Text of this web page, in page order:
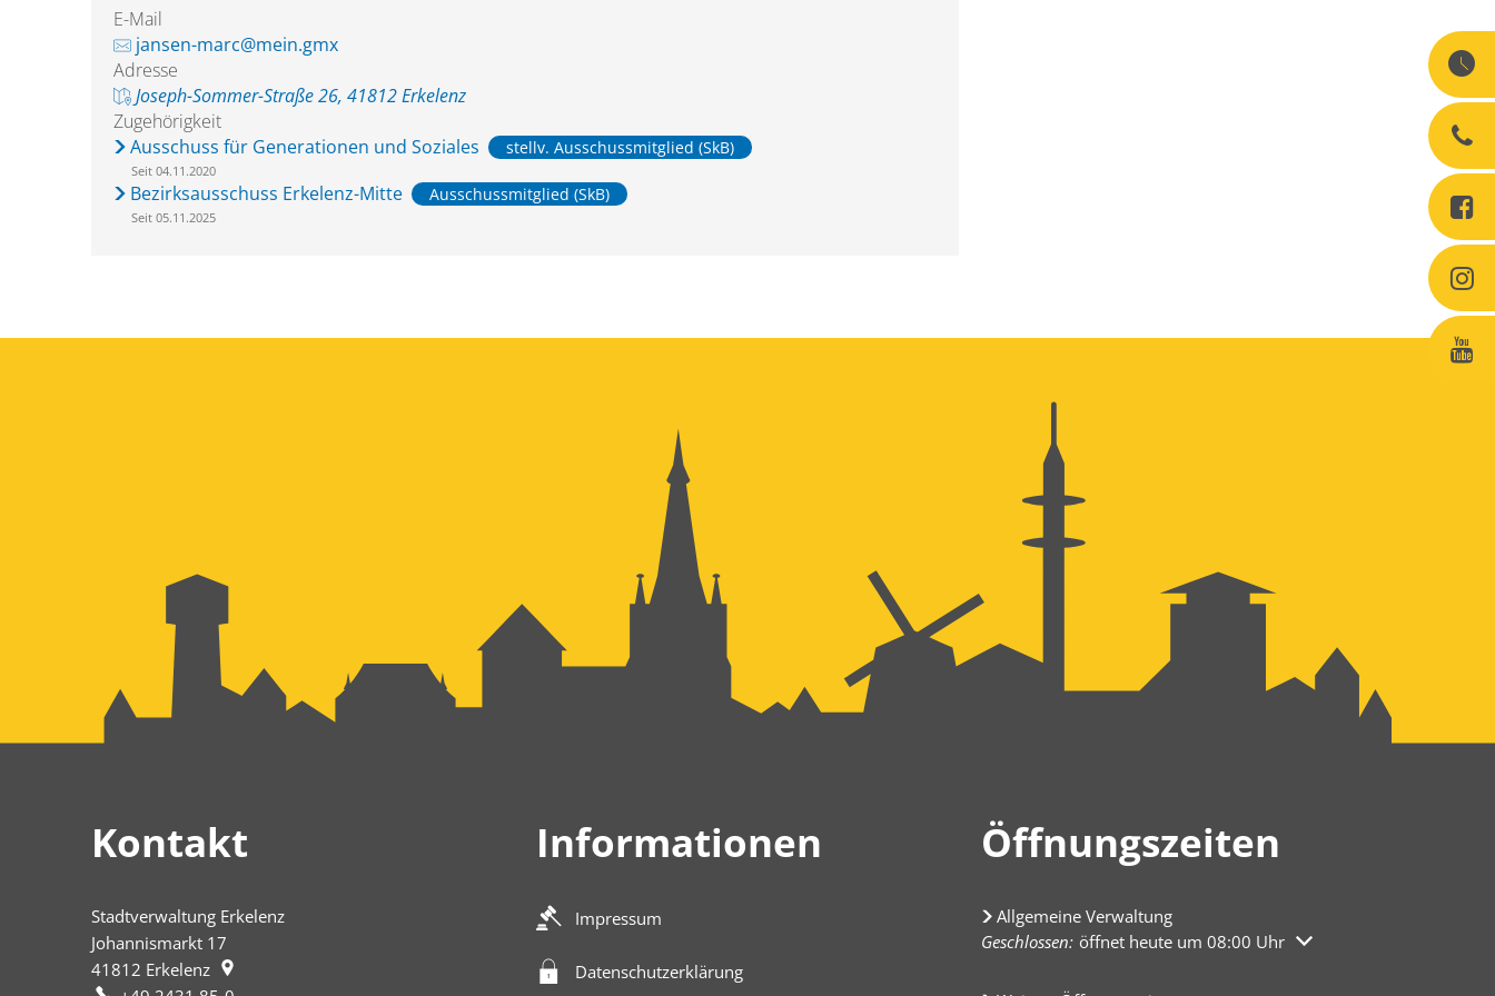
E-Mail
jansen-marc@mein.gmx
Adresse
Joseph-Sommer-Straße 26, 41812 Erkelenz
Zugehörigkeit
Ausschuss für Generationen und Soziales
stellv. Ausschussmitglied (SkB)
Seit 04.11.2020
Bezirksausschuss Erkelenz-Mitte Ausschussmitglied (SkB)
Seit 05.11.2025
Kontakt
Stadtverwaltung Erkelenz
Johannismarkt 17
41812 Erkelenz
Informationen
Impressum
Datenschutzerklärung
Öffnungszeiten
Allgemeine Verwaltung
Klicken, um weitere Öffnungs- oder Schließzeiten auszublenden
Geschlossen: öffnet heute um 08:00 Uhr